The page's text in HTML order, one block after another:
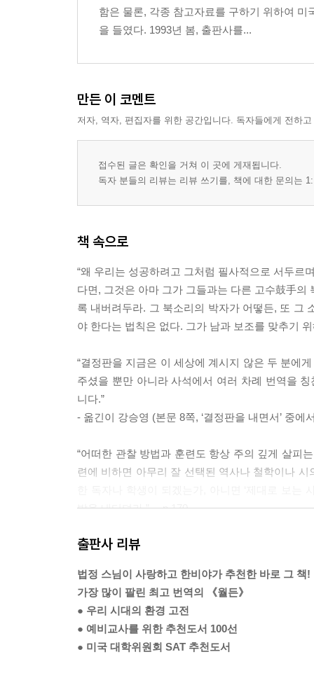
함은 물론, 각종 참고자료를 구하기 위하여
을 들였다. 1993년 봄, 출판사를...
만든 이 코멘트
저자, 역자, 편집자를 위한 공간입니다. 독자들에게 전하
접수된 글은 확인을 거쳐 이 곳에 게재됩니다.
독자 분들의 리뷰는 리뷰 쓰기를, 책에 대한 문의는
책 속으로
“왜 우리는 성공하려고 그처럼 필사적으로 서두르
다면, 그것은 아마 그가 그들과는 다른 고수鼓手
록 내버려두라. 그 북소리의 박자가 어떻든, 또 그
야 한다는 법칙은 없다. 그가 남과 보조를 맞추기
“결정판을 지금은 이 세상에 계시지 않은 두 분에
주셨을 뿐만 아니라 사석에서 여러 차례 번역을
니다.”
- 옮긴이 강승영 (본문 8쪽, ‘결정판을 내면서’ 중에
“어떠한 관찰 방법과 훈련도 항상 주의 깊게 살피
련에 비하면 아무리 잘 선택된 역사나 철학이나
발을 내디뎌라.” ---p.170
“사람들이 수레와 헛간으로 피할 때 그대는 구름
“집을 지을 때 나 자신이 그랬던 것보다는 좀 더
성의 어디에 바탕을 둔 것인지를 생각해보고 경우
아예 짓지 않기로 한다면 어떨까?” ---pp.74~75
출판사 리뷰
법정 스님이 사랑하고 한비야가 추천한 바로 그 책!
가장 많이 팔린 최고 번역의 《월든》
● 우리 시대의 환경 고전
● 예비교사를 위한 추천도서 100선
● 미국 대학위원회 SAT 추천도서